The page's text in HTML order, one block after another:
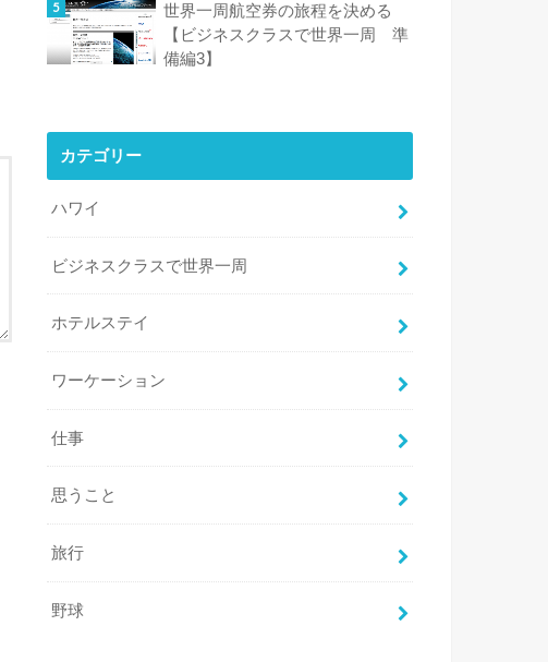
世界一周航空券の旅程を決める
【ビジネスクラスで世界一周 準
備編3】
カテゴリー
ハワイ
ビジネスクラスで世界一周
ホテルステイ
ワーケーション
仕事
思うこと
旅行
野球